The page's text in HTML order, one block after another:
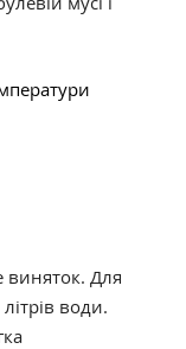
виняток. Для
води.